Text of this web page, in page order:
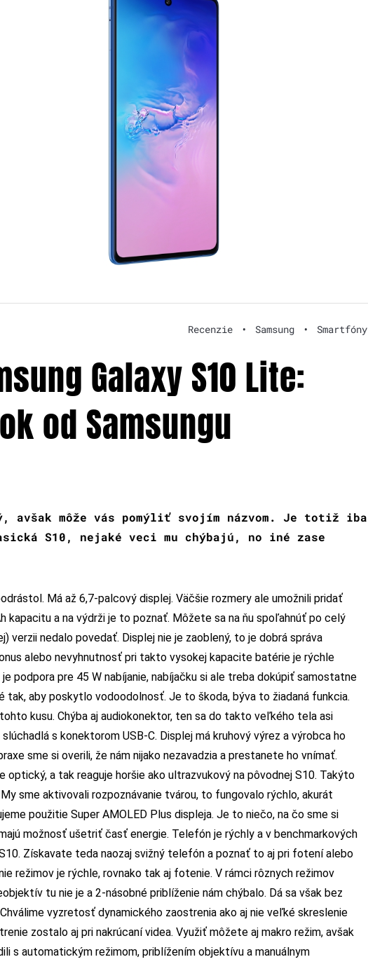
Recenzie • Samsung • Smartfóny
Galaxy S10 Lite:
od Samsungu
avšak môže vás pomýliť svojím názvom. Je totiž iba
S10, nejaké veci mu chýbajú, no iné zase
Má až 6,7-palcový displej. Väčšie rozmery ale umožnili pridať
kapacitu a na výdrži je to poznať. Môžete sa na ňu spoľahnúť po celý
verzii nedalo povedať. Displej nie je zaoblený, to je dobrá správa
alebo nevyhnutnosť pri takto vysokej kapacite batérie je rýchle
je podpora pre 45 W nabíjanie, nabíjačku si ale treba dokúpiť samostatne
tak, aby poskytlo vodoodolnosť. Je to škoda, býva to žiadaná funkcia.
kusu. Chýba aj audiokonektor, ten sa do takto veľkého tela asi
s konektorom USB-C. Displej má kruhový výrez a výrobca ho
sme si overili, že nám nijako nezavadzia a prestanete ho vnímať.
optický, a tak reaguje horšie ako ultrazvukový na pôvodnej S10. Takýto
sme aktivovali rozpoznávanie tvárou, to fungovalo rýchlo, akurát
použitie Super AMOLED Plus displeja. Je to niečo, na čo sme si
možnosť ušetriť časť energie. Telefón je rýchly a v benchmarkových
Získavate teda naozaj svižný telefón a poznať to aj pri fotení alebo
režimov je rýchle, rovnako tak aj fotenie. V rámci rôznych režimov
tu nie je a 2-násobné priblíženie nám chýbalo. Dá sa však bez
vyzretosť dynamického zaostrenia ako aj nie veľké skreslenie
zostalo aj pri nakrúcaní videa. Využiť môžete aj makro režim, avšak
s automatickým režimom, priblížením objektívu a manuálnym